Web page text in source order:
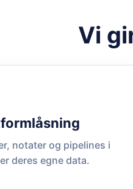
Vi
notater og pipelines i
deres egne data.